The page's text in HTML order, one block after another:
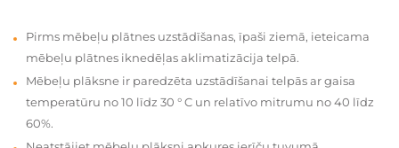
Pirms mēbeļu plātnes uzstādīšanas, īpaši ziemā, ieteicama
mēbeļu plātnes iknedēļas aklimatizācija telpā.
Mēbeļu plāksne ir paredzēta uzstādīšanai telpās ar gaisa
temperatūru no 10 līdz 30 ° C un relatīvo mitrumu no 40 līdz
60%.